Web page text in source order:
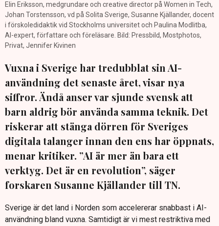
Elin Eriksson, medgrundare och creative director på Women in Tech,
Johan Torstensson, vd på Solita Sverige, Susanne Kjällander, docent
i förskoledidaktik vid Stockholms universitet och Paulina Modlitba,
AI-expert, författare och föreläsare. Bild: Pressbild, Mostphotos,
Privat, Jennifer Kivinen
Vuxna i Sverige har tredubblat sin AI-
användning det senaste året, visar nya
siffror. Ändå anser var sjunde svensk att
barn aldrig bör använda samma teknik. Det
riskerar att stänga dörren för Sveriges
digitala talanger innan den ens har öppnats,
menar kritiker. ”AI är mer än bara ett
verktyg. Det är en revolution”, säger
forskaren Susanne Kjällander till TN.
Sverige är det land i Norden som accelererar snabbast i AI-
användning bland vuxna. Samtidigt är vi mest restriktiva med